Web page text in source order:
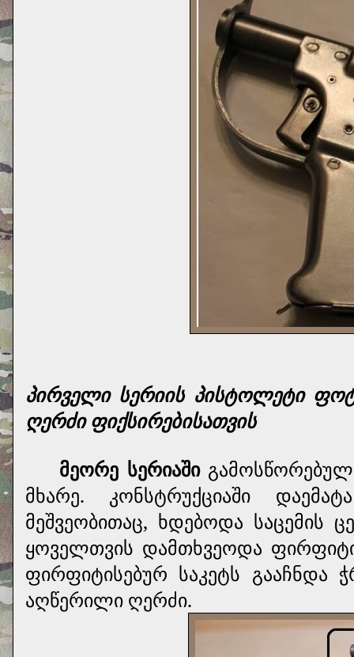
პირველი სერიის პისტოლეტი
ღერძი ფიქსირებისათვის
მეორე სერიაშიგამოსწორებულ
მხარე. კონსტრუქციაში
მეშვეობითაც, ხდებოდა საცემის
ყოველთვის დამთხვეოდა
ფირფიტისებურ საკეტს
აღწერილი ღერძი.